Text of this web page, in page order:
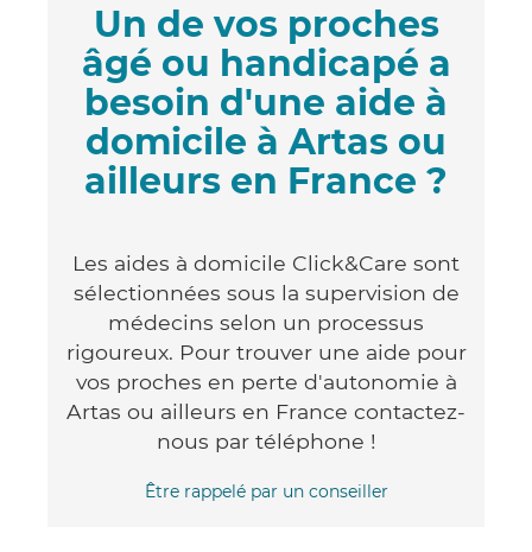
Un de vos proches
âgé ou handicapé a
besoin d'une aide à
domicile à Artas ou
ailleurs en France ?
Les aides à domicile Click&Care sont
sélectionnées sous la supervision de
médecins selon un processus
rigoureux. Pour trouver une aide pour
vos proches en perte d'autonomie à
Artas ou ailleurs en France contactez-
nous par téléphone !
Être rappelé par un conseiller